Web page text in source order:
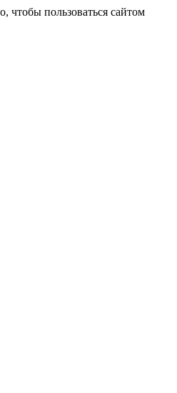
пользоваться сайтом